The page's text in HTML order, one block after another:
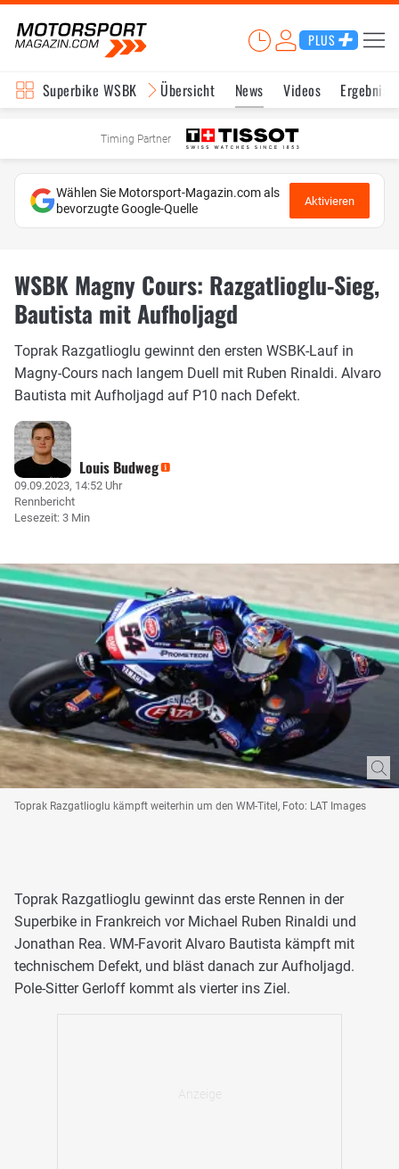
PLUS
Superbike WSBK Übersicht News Videos
Timing Partner
Wählen Sie Motorsport-Magazin.com als
bevorzugte Google-Quelle
Aktivieren
WSBK Magny Cours: Razgatlioglu-Sieg,
Bautista mit Aufholjagd
Toprak Razgatlioglu gewinnt den ersten WSBK-Lauf in
Magny-Cours nach langem Duell mit Ruben Rinaldi. Alvaro
Bautista mit Aufholjagd auf P10 nach Defekt.
Louis Budweg
09.09.2023, 14:52 Uhr
Rennbericht
Lesezeit: 3 Min
Toprak Razgatlioglu kämpft weiterhin um den WM-Titel, Foto: LAT Images
Toprak Razgatlioglu gewinnt das erste Rennen in der
Superbike in Frankreich vor Michael Ruben Rinaldi und
Jonathan Rea. WM-Favorit Alvaro Bautista kämpft mit
technischem Defekt, und bläst danach zur Aufholjagd.
Pole-Sitter Gerloff kommt als vierter ins Ziel.